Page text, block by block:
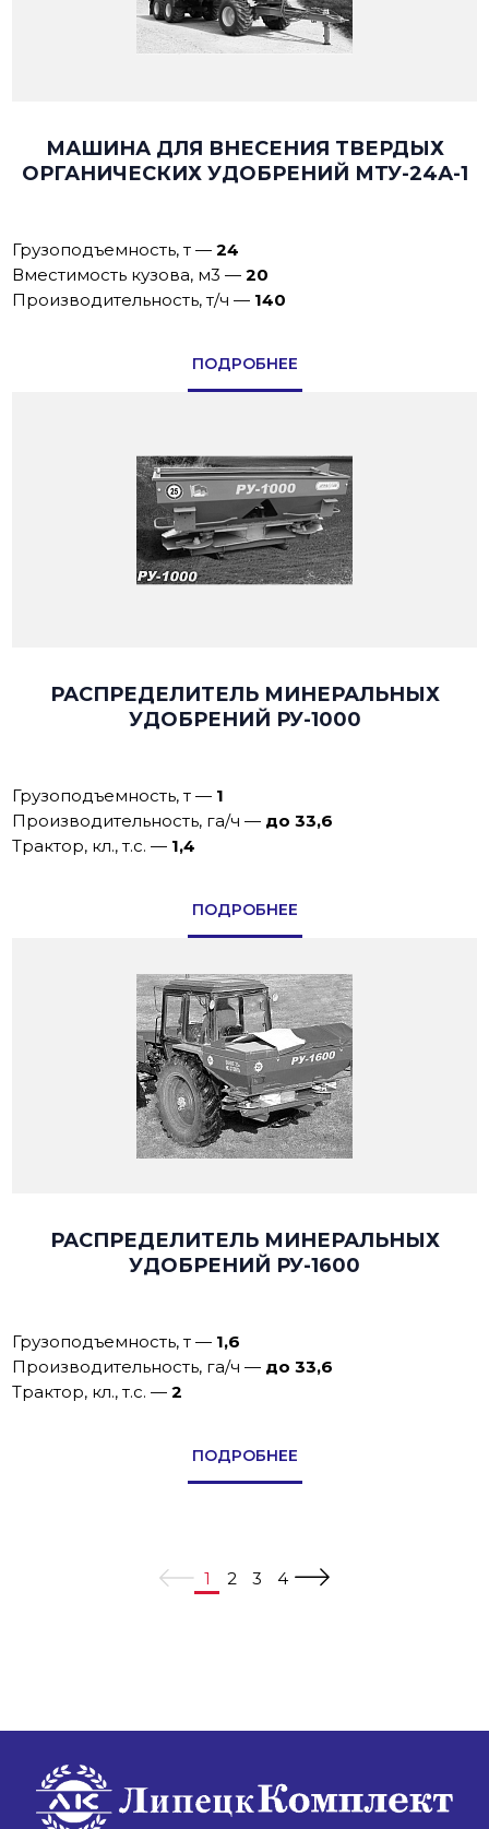
МАШИНА ДЛЯ ВНЕСЕНИЯ ТВЕРДЫХ
ОРГАНИЧЕСКИХ УДОБРЕНИЙ МТУ-24А-1
Грузоподъемность, т—24
Вместимость кузова, м3 —20
Производительность, т/ч— 140
ПОДРОБНЕЕ
РАСПРЕДЕЛИТЕЛЬ МИНЕРАЛЬНЫХ
УДОБРЕНИЙ РУ-1000
Грузоподъемность, т— 1
Производительность, га/ч— до 33,6
Трактор, кл., т.с.— 1,4
ПОДРОБНЕЕ
РАСПРЕДЕЛИТЕЛЬ МИНЕРАЛЬНЫХ
УДОБРЕНИЙ РУ-1600
Грузоподъемность, т— 1,6
Производительность, га/ч— до 33,6
Трактор, кл., т.с.—2
ПОДРОБНЕЕ
1 2 3 4